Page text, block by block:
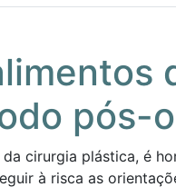
pós-
cirurgia plástica, é
à risca as